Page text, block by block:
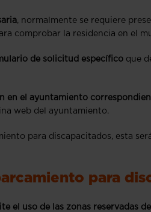
, normalmente se requiere
comprobar la residencia en el
de solicitud específico que
en el ayuntamiento
web del ayuntamiento.
para discapacitados, esta
para
el uso de las zonas reservadas